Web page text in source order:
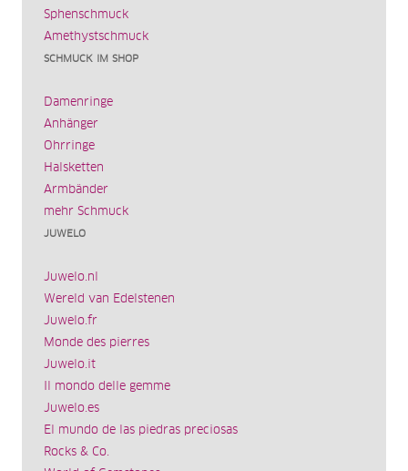
Sphenschmuck
Amethystschmuck
SCHMUCK IM SHOP
Damenringe
Anhänger
Ohrringe
Halsketten
Armbänder
mehr Schmuck
JUWELO
Juwelo.nl
Wereld van Edelstenen
Juwelo.fr
Monde des pierres
Juwelo.it
Il mondo delle gemme
Juwelo.es
El mundo de las piedras preciosas
Rocks & Co.